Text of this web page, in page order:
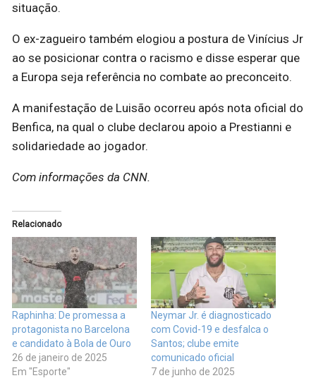
situação.
O ex-zagueiro também elogiou a postura de Vinícius Jr
ao se posicionar contra o racismo e disse esperar que
a Europa seja referência no combate ao preconceito.
A manifestação de Luisão ocorreu após nota oficial do
Benfica, na qual o clube declarou apoio a Prestianni e
solidariedade ao jogador.
Com informações da CNN.
Relacionado
Raphinha: De promessa a
protagonista no Barcelona
e candidato à Bola de Ouro
26 de janeiro de 2025
Em "Esporte"
Neymar Jr. é diagnosticado
com Covid-19 e desfalca o
Santos; clube emite
comunicado oficial
7 de junho de 2025